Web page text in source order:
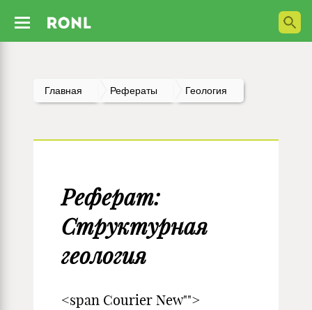
Главная Рефераты Геология
Реферат:
Структурная
геология
<span Courier New"">